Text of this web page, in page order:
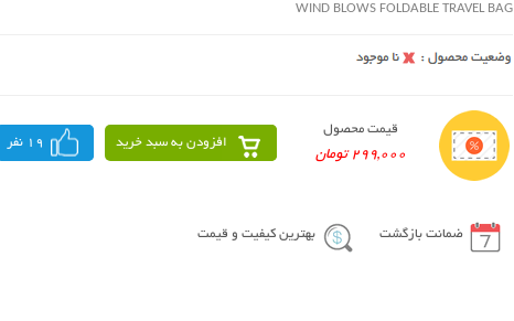
WIND BLOWS FOLDABLE TRAVEL BAG
قیمت محصول
299,000 تومان
افزودن به سبد خرید 19 نفر
ضمانت بازگشت بهترین کیفیت و قیمت